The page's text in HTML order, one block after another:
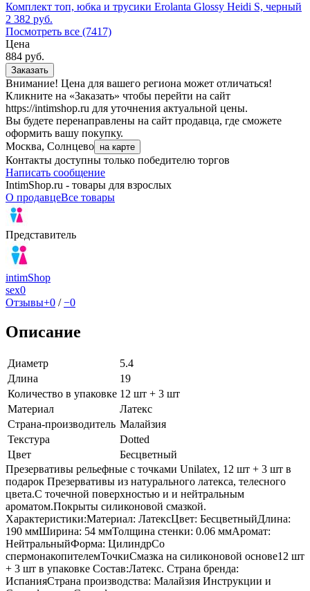
Комплект топ, юбка и трусики Erolanta Glossy Heidi S, черный
2 382 руб.
Посмотреть все (7417)
Цена
884 руб.
Заказать
Внимание! Цена для вашего региона может отличаться!
Кликните на «Заказать» чтобы перейти на сайт
https://intimshop.ru для уточнения актуальной цены.
Вы будете перенаправлены на сайт продавца, где сможете
оформить вашу покупку.
Москва, Солнцево на карте
Контакты доступны только победителю торгов
Написать сообщение
IntimShop.ru - товары для взрослых
О продавцеВсе товары
Представитель
intimShop
sex0
Отзывы+0 /−0
Описание
Диаметр
5.4
Длина
19
Количество в упаковке 12 шт + 3 шт
Материал
Латекс
Страна-производитель Малайзия
Текстура
Dotted
Цвет
Бесцветный
Презервативы рельефные с точками Unilatex, 12 шт + 3 шт в
подарок Презервативы из натурального латекса, телесного
цвета.С точечной поверхностью и и нейтральным
ароматом.Покрыты силиконовой смазкой.
Характеристики:Материал: ЛатексЦвет: БесцветныйДлина:
190 ммШирина: 54 ммТолщина стенки: 0.06 ммАромат:
НейтральныйФорма: ЦилиндрСо
спермонакопителемТочкиСмазка на силиконовой основе12 шт
+ 3 шт в упаковке Состав:Латекс. Страна бренда:
ИспанияСтрана производства: Малайзия Инструкции и